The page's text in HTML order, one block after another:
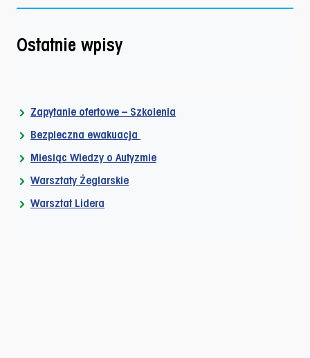
Ostatnie wpisy
Zapytanie ofertowe – Szkolenia
Bezpieczna ewakuacja
Miesiąc Wiedzy o Autyzmie
Warsztaty Żeglarskie
Warsztat Lidera